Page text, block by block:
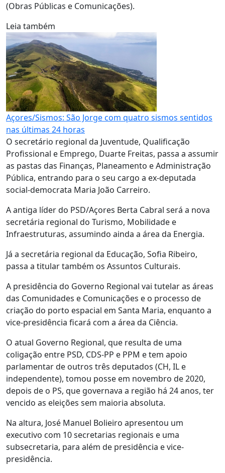
(Obras Públicas e Comunicações).
Leia também
Açores/Sismos: São Jorge com quatro sismos sentidos
nas últimas 24 horas
O secretário regional da Juventude, Qualificação
Profissional e Emprego, Duarte Freitas, passa a assumir
as pastas das Finanças, Planeamento e Administração
Pública, entrando para o seu cargo a ex-deputada
social-democrata Maria João Carreiro.
A antiga líder do PSD/Açores Berta Cabral será a nova
secretária regional do Turismo, Mobilidade e
Infraestruturas, assumindo ainda a área da Energia.
Já a secretária regional da Educação, Sofia Ribeiro,
passa a titular também os Assuntos Culturais.
A presidência do Governo Regional vai tutelar as áreas
das Comunidades e Comunicações e o processo de
criação do porto espacial em Santa Maria, enquanto a
vice-presidência ficará com a área da Ciência.
O atual Governo Regional, que resulta de uma
coligação entre PSD, CDS-PP e PPM e tem apoio
parlamentar de outros três deputados (CH, IL e
independente), tomou posse em novembro de 2020,
depois de o PS, que governava a região há 24 anos, ter
vencido as eleições sem maioria absoluta.
Na altura, José Manuel Bolieiro apresentou um
executivo com 10 secretarias regionais e uma
subsecretaria, para além de presidência e vice-
presidência.